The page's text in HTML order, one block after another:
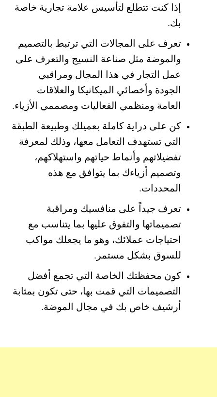
إذا كنت تتطلع لتأسيس علامة تجارية خاصة
بك.
تعرف على المجالات التي ترتبط بالتصميم
والموضة مثل صناعة النسيج والتعرف على
عمل التجار في هذا المجال ومراقبي
الجودة وأخصائي الميكانيكا والعلاقات
العامة ومنظمي الفعاليات ومصممي الأزياء.
كن على دراية كاملة بعميلك وطبيعة الطبقة
التي تستهدف التعامل معها، وذلك لمعرفة
تفضيلاتهم وأنماط حياتهم واستهلاكهم،
وتصميم أزياءك بما يتوافق مع هذه
المحددات.
تعرف جيداً على منافسيك ومراقبة
تصميماتها والتفوق عليها بما يتناسب مع
احتياجات عملائك، وهو ما يجعلك مواكب
للسوق بشكل مستمر.
كون محفظتك الخاصة التي تجمع أفضل
التصميمات التي قمت بها، حتى تكون بمثابة
أرشيف خاص بك في مجال الموضة.